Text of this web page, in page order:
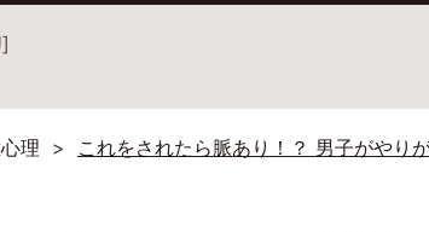
理
これをされたら脈あり！？ 男子がやり